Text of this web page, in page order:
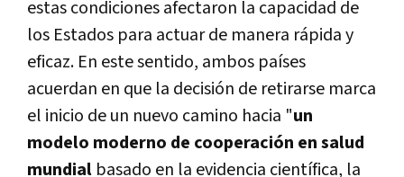
estas condiciones afectaron la capacidad de
los Estados para actuar de manera rápida y
eficaz. En este sentido, ambos países
acuerdan en que la decisión de retirarse marca
el inicio de un nuevo camino hacia "un
modelo moderno de cooperación en salud
mundial basado en la evidencia científica, la